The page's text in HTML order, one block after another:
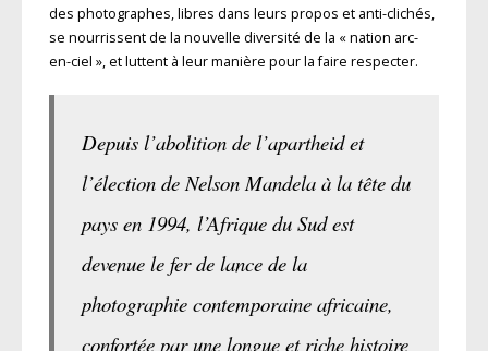
des photographes, libres dans leurs propos et anti-clichés,
se nourrissent de la nouvelle diversité de la « nation arc-
en-ciel », et luttent à leur manière pour la faire respecter.
Depuis l’abolition de l’apartheid et
l’élection de Nelson Mandela à la tête du
pays en 1994, l’Afrique du Sud est
devenue le fer de lance de la
photographie contemporaine africaine,
confortée par une longue et riche histoire